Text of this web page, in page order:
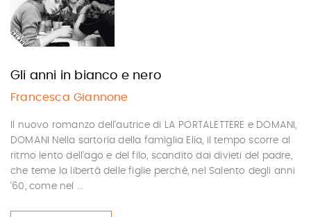
Gli anni in bianco e nero
Francesca Giannone
Il nuovo romanzo dell'autrice di LA PORTALETTERE e DOMANI,
DOMANI Nella sartoria della famiglia Elia, il tempo scorre al
ritmo lento dell’ago e del filo, scandito dai divieti del padre,
che teme la libertà delle figlie perché, nel Salento degli anni
’60, come nel ...